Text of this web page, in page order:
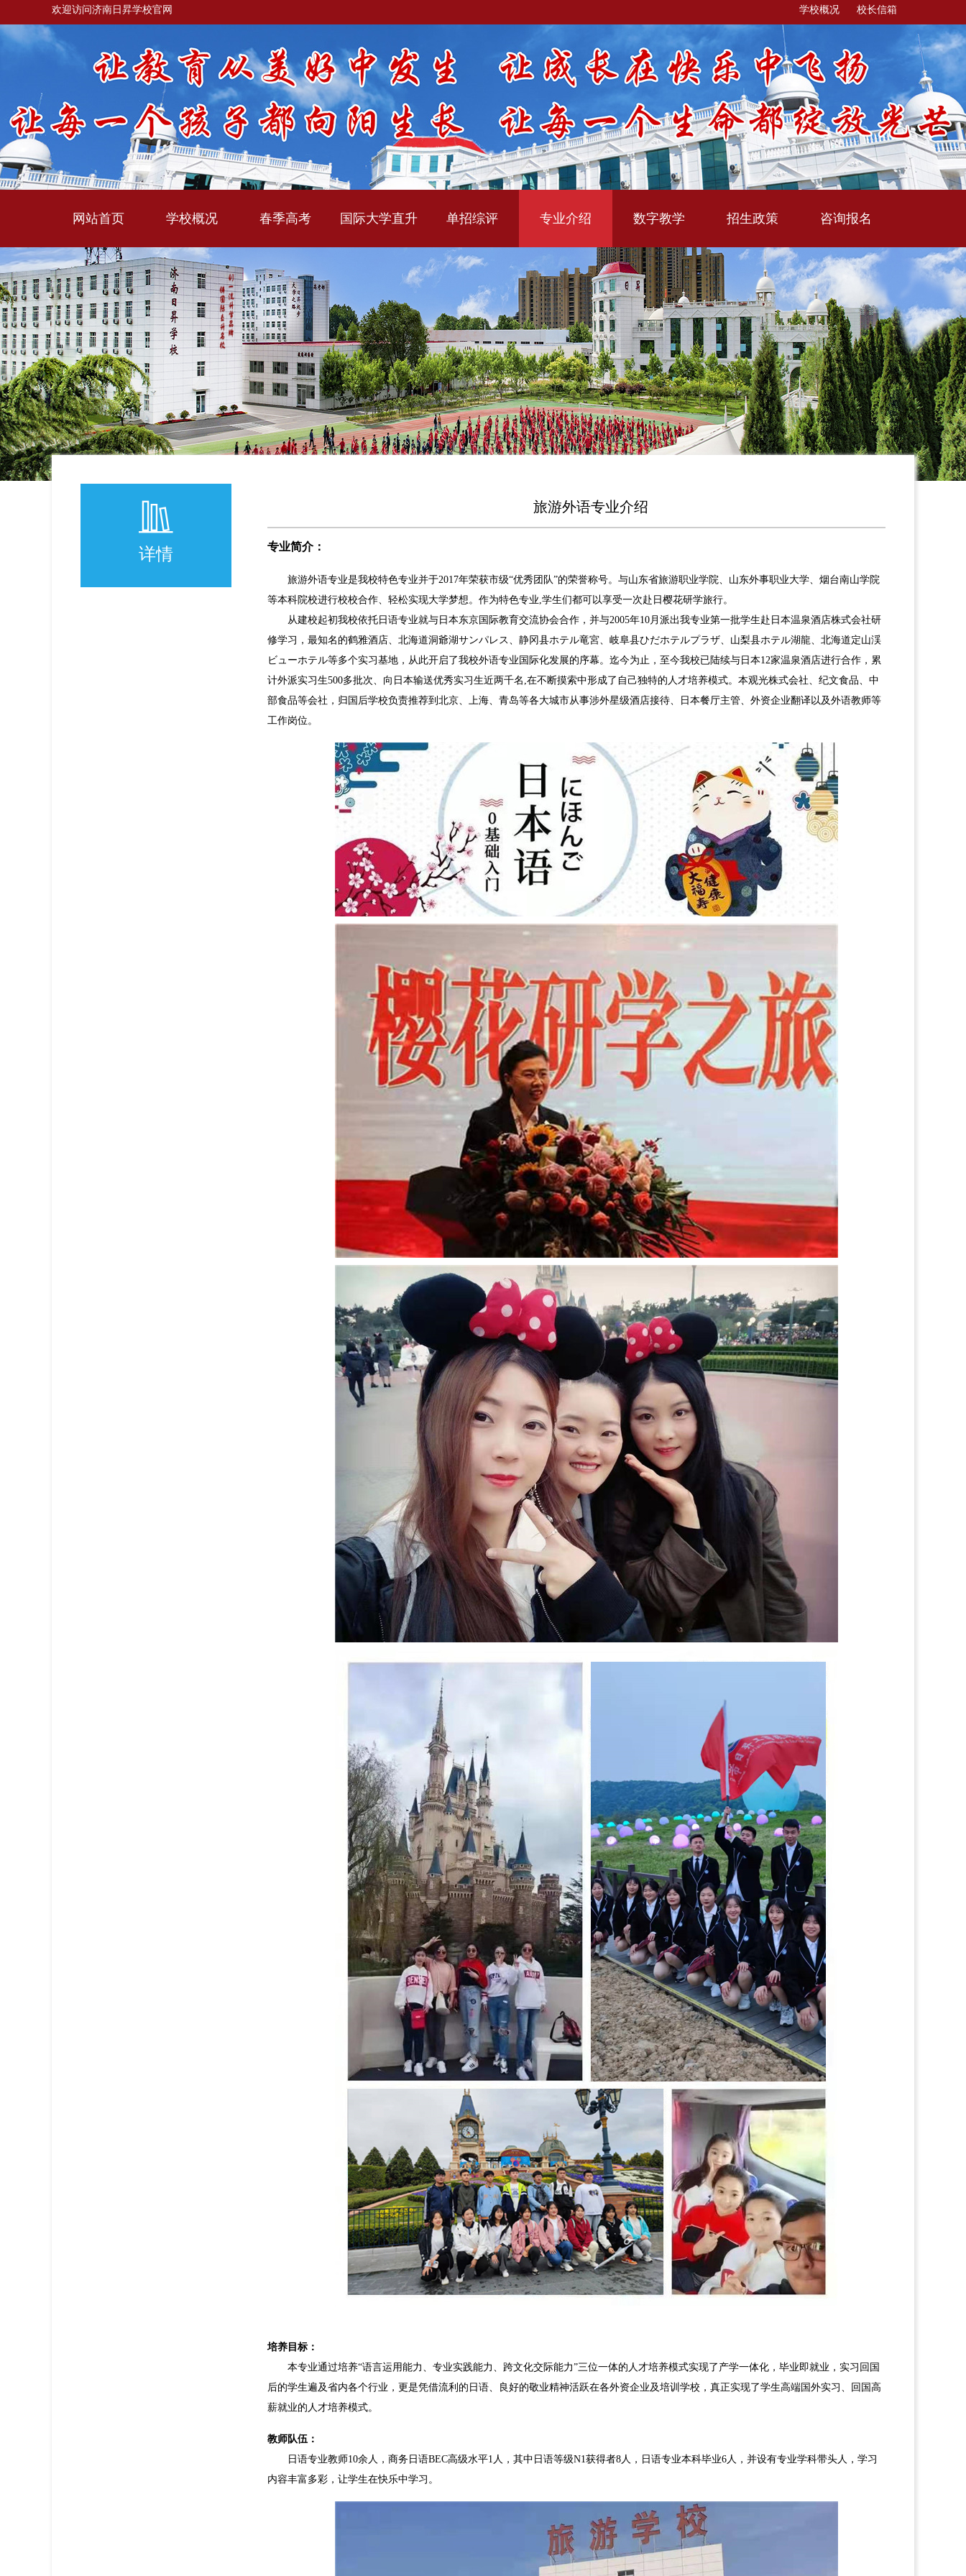
欢迎访问济南日昇学校官网 校长信箱
学校概况
网站首页 学校概况 春季高考 国际大学直升 单招综评 专业介绍 数字教学 招生政策 咨询报名
详情
旅游外语专业介绍
专业简介：
旅游外语专业是我校特色专业并于2017年荣获市级“优秀团队”的荣誉称号。与山东省旅游职业学院、山东外事职业大学、烟台南山学院
等本科院校进行校校合作、轻松实现大学梦想。作为特色专业,学生们都可以享受一次赴日樱花研学旅行。
从建校起初我校依托日语专业就与日本东京国际教育交流协会合作，并与2005年10月派出我专业第一批学生赴日本温泉酒店株式会社研
修学习，最知名的鹤雅酒店、北海道洞爺湖サンパレス、静冈县ホテル竜宮、岐阜县ひだホテルプラザ、山梨县ホテル湖龍、北海道定山渓
ビューホテル等多个实习基地，从此开启了我校外语专业国际化发展的序幕。迄今为止，至今我校已陆续与日本12家温泉酒店进行合作，累
计外派实习生500多批次、向日本输送优秀实习生近两千名,在不断摸索中形成了自己独特的人才培养模式。本观光株式会社、纪文食品、中
部食品等会社，归国后学校负责推荐到北京、上海、青岛等各大城市从事涉外星级酒店接待、日本餐厅主管、外资企业翻译以及外语教师等
工作岗位。
培养目标：
本专业通过培养“语言运用能力、专业实践能力、跨文化交际能力”三位一体的人才培养模式实现了产学一体化，毕业即就业，实习回国
后的学生遍及省内各个行业，更是凭借流利的日语、良好的敬业精神活跃在各外资企业及培训学校，真正实现了学生高端国外实习、回国高
薪就业的人才培养模式。
教师队伍：
日语专业教师10余人，商务日语BEC高级水平1人，其中日语等级N1获得者8人，日语专业本科毕业6人，并设有专业学科带头人，学习
内容丰富多彩，让学生在快乐中学习。